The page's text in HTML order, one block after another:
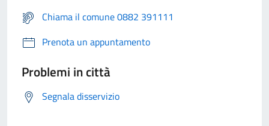
Chiama il comune 0882 391111
Prenota un appuntamento
Problemi in città
Segnala disservizio